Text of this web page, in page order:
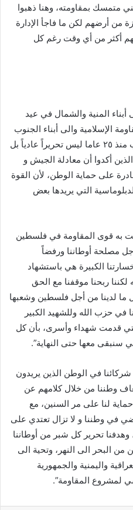
متمسك بمقاومته، وهنا ذهبوا
من أرضهم لكن ما فاجأ الإدارة
أكثر من أي وقت رغم كل
المنية والشمال في عيد
الإسلامية والى أبناء الجنوب
الشرفاء”، وقال: “ان تحرير الجنوب منذ ٢٥ عاما ليس تحريراً عادياً بل
أكدوا أن معادلة الجيش و
على حماية الوطن، لأن القوة
التي يريدها بعض
به قوى المقاومة في فلسطين
من أجل مصلحة أوطاننا ورفضاً
الكبيرة هي باستشهاد
ربحنا موقفنا مع الحق
ما لدينا من أجل فلسطين وشعبها
في حزب الله وللشهيد الكبير
قدمت شهداء وأسرى، بأن كل
سنبقى معها حتى النهاية”.
في الوطن الذين يريدون
وطننا من خلال كلامهم عن
لنا على مر السنين، مع
في وطننا و لا تزال تعتدي على
وهدفنا تحرير كل شبر من أوطاننا
البحر الى النهر، وتحية الى
واليمنية والجمهورية
لمشروع المقاومة”.